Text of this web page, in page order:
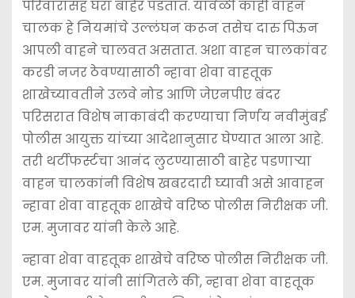
परिवारासह घरा बाहेर पडतात. यावेळी काही वाहन
चालक हे नियमांचे उल्लंघन करून तसेच दारु पिऊन
आपली वाहने चालवत असतात. अशा वाहन चालकांवर
करडी नजर ठेवण्यासाठी न्हावा शेवा वाहतूक
शाखेच्यावतीने उलवे नोड आणि जेएनपीए बंदर
परिसरात विशेष नाकाबंदी करण्याचा निर्णय नवीमुंबई
पोलीस आयुक्त यांच्या आदेशानुसार घेण्यात आला आहे.
तरी थर्टीफर्स्टचा आनंद लुटण्यासाठी बाहेर पडणाऱ्या
वाहन चालकांनी विशेष खबरदारी घ्यावी असे आवाहन
न्हावा शेवा वाहतूक शाखेचे वरिष्ठ पोलीस निरीक्षक जी.
एम. मुजावर यांनी केले आहे.
न्हावा शेवा वाहतूक शाखेचे वरिष्ठ पोलीस निरीक्षक जी.
एम. मुजावर यांनी सांगितले की, न्हावा शेवा वाहतूक